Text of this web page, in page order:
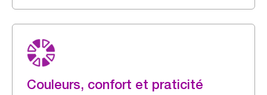
Couleurs, confort et praticité